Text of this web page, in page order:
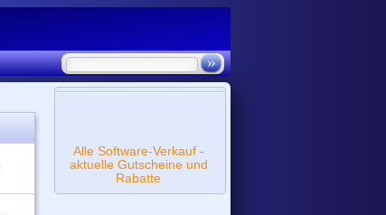
Alle Software-Verkauf -
aktuelle Gutscheine und
Rabatte